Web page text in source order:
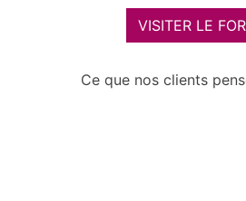
VISITER LE
Ce que nos clients